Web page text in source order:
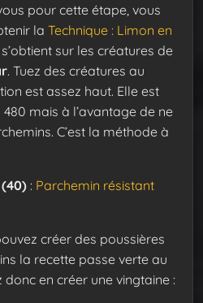
pour cette étape, vous
la Technique : Limon en
sur les créatures de
. Tuez des créatures au
est assez haut. Elle est
mais à l’avantage de ne
C’est la méthode à
(40) : Parchemin résistant
créer des poussières
la recette passe verte au
donc en créer une vingtaine :